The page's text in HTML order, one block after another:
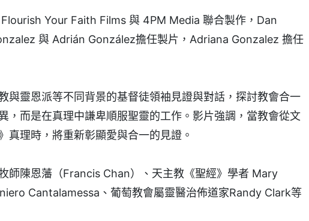
Your Faith Films 與 4PM Media 聯合製作，Dan
與 Adrián González擔任製片，Adriana Gonzalez 擔任
與靈恩派等不同背景的基督徒領袖見證與對話，探討教會合一
而是在真理中謙卑順服聖靈的工作。影片強調，當教會從文
真理時，將重新彰顯愛與合一的見證。
師陳恩藩（Francis Chan）、天主教《聖經》學者 Mary
Cantalamessa、葡萄教會屬靈醫治佈道家Randy Clark等